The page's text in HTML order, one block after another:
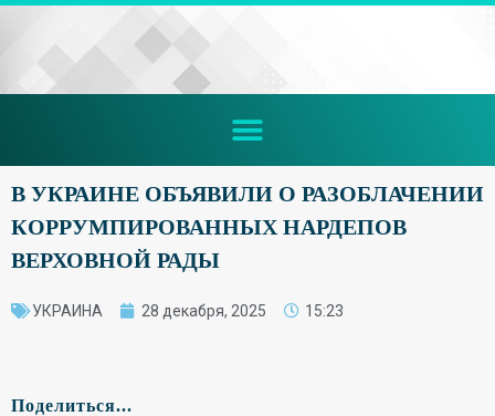
В УКРАИНЕ ОБЪЯВИЛИ О РАЗОБЛАЧЕНИИ
КОРРУМПИРОВАННЫХ НАРДЕПОВ
ВЕРХОВНОЙ РАДЫ
УКРАИНА 28 декабря, 2025 15:23
Поделиться...